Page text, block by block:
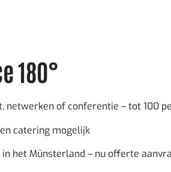
180°
netwerken of conferentie – tot 100
catering mogelijk
het Münsterland – nu offerte